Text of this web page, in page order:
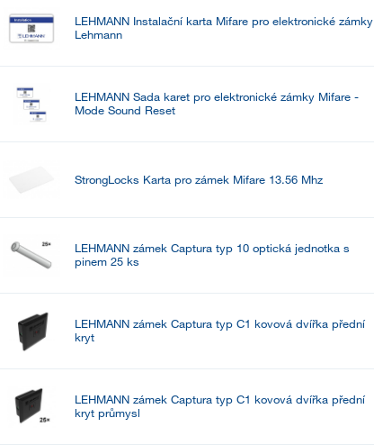
LEHMANN Instalační karta Mifare pro elektronické zámky
Lehmann
LEHMANN Sada karet pro elektronické zámky Mifare -
Mode Sound Reset
StrongLocks Karta pro zámek Mifare 13.56 Mhz
LEHMANN zámek Captura typ 10 optická jednotka s
pinem 25 ks
LEHMANN zámek Captura typ C1 kovová dvířka přední
kryt
LEHMANN zámek Captura typ C1 kovová dvířka přední
kryt průmysl